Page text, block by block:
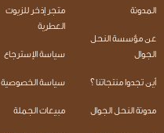
المدونة
عن مؤسسة النحل
الجوال
أين تجدوا منتجاتنا ؟
مدونة النحل الجوال
متجر إذخر للزيوت
العطرية
سياسة الإسترجاع
سياسة الخصوصية
مبيعات الجملة